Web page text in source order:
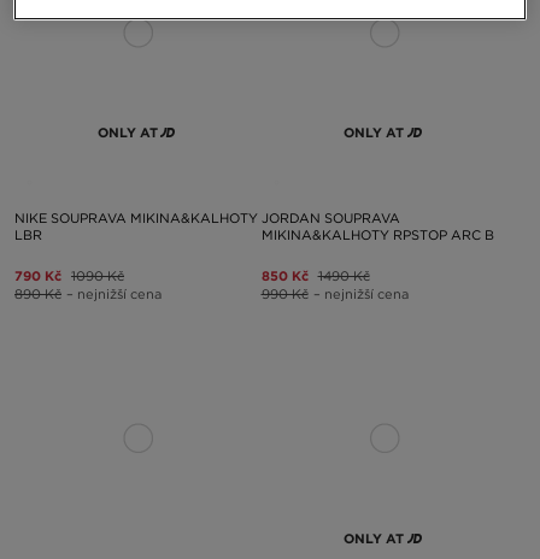
ONLY AT
NIKE SOUPRAVA MIKINA&KALHOTY
LBR
790 Kč 1090 Kč
890 Kč – nejnižší cena
ONLY AT
JORDAN SOUPRAVA
MIKINA&KALHOTY RPSTOP ARC B
850 Kč 1490 Kč
990 Kč – nejnižší cena
ONLY AT